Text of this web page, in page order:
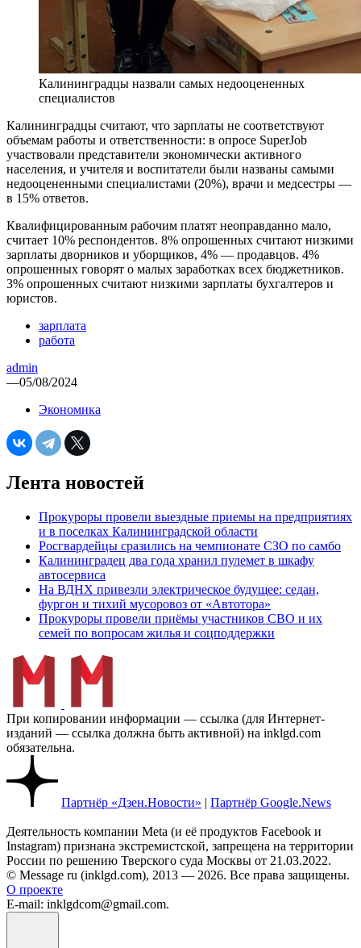
Калининградцы назвали самых недооцененных
специалистов
Калининградцы считают, что зарплаты не соответствуют
объемам работы и ответственности: в опросе SuperJob
участвовали представители экономически активного
населения, и учителя и воспитатели были названы самыми
недооцененными специалистами (20%), врачи и медсестры —
в 15% ответов.
Квалифицированным рабочим платят неоправданно мало,
считает 10% респондентов. 8% опрошенных считают низкими
зарплаты дворников и уборщиков, 4% — продавцов. 4%
опрошенных говорят о малых заработках всех бюджетников.
3% опрошенных считают низкими зарплаты бухгалтеров и
юристов.
зарплата
работа
admin
—05/08/2024
Экономика
Лента новостей
Прокуроры провели выездные приемы на предприятиях
и в поселках Калининградской области
Росгвардейцы сразились на чемпионате СЗО по самбо
Калининградец два года хранил пулемет в шкафу
автосервиса
На ВДНХ привезли электрическое будущее: седан,
фургон и тихий мусоровоз от «Автотора»
Прокуроры провели приёмы участников СВО и их
семей по вопросам жилья и соцподдержки
При копировании информации — ссылка (для Интернет-
изданий — ссылка должна быть активной) на inklgd.com
обязательна.
Партнёр «Дзен.Новости» | Партнёр Google.News
Деятельность компании Meta (и её продуктов Facebook и
Instagram) признана экстремистской, запрещена на территории
России по решению Тверского суда Москвы от 21.03.2022.
© Message ru (inklgd.com), 2013 — 2026. Все права защищены.
О проекте
E-mail: inklgdcom@gmail.com.